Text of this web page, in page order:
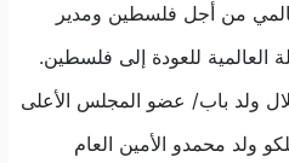
من أجل فلسطين ومدير
العالمية للعودة إلى فلسطين.
ولد باب/ عضو المجلس الأعلى
ولد محمدو الأمين العام